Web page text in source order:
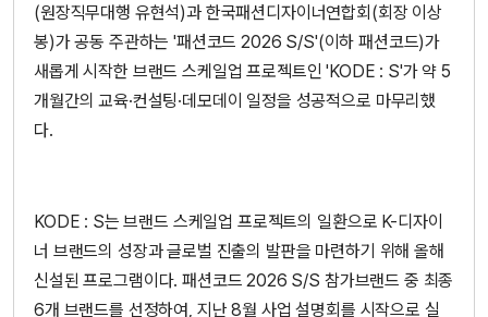
(원장직무대행 유현석)과 한국패션디자이너연합회(회장 이상
봉)가 공동 주관하는 '패션코드 2026 S/S'(이하 패션코드)가
새롭게 시작한 브랜드 스케일업 프로젝트인 'KODE : S'가 약 5
개월간의 교육·컨설팅·데모데이 일정을 성공적으로 마무리했
다.
KODE : S는 브랜드 스케일업 프로젝트의 일환으로 K-디자이
너 브랜드의 성장과 글로벌 진출의 발판을 마련하기 위해 올해
신설된 프로그램이다. 패션코드 2026 S/S 참가브랜드 중 최종
6개 브랜드를 선정하여, 지난 8월 사업 설명회를 시작으로 실